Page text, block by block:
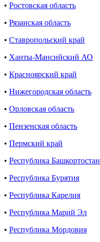
• Ростовская область
• Рязанская область
• Ставропольский край
• Ханты-Мансийский АО
• Красноярский край
• Нижегородская область
• Орловская область
• Пензенская область
• Пермский край
• Республика Башкортостан
• Республика Бурятия
• Республика Карелия
• Республика Марий Эл
• Республика Мордовия